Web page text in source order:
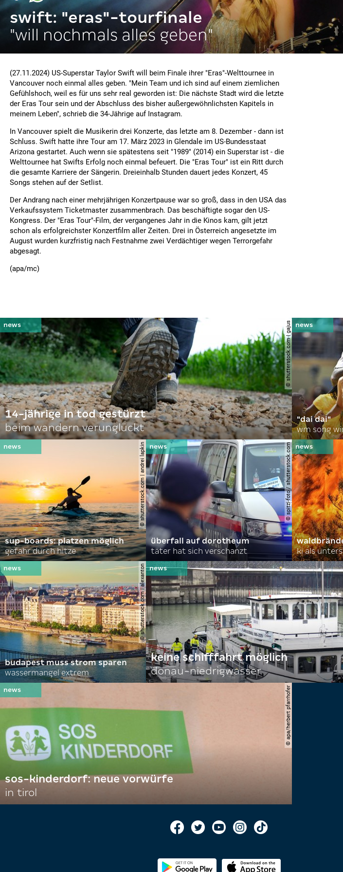
swift: "eras"-tourfinale
"will nochmals alles geben"
(27.11.2024) US-Superstar Taylor Swift will beim Finale ihrer "Eras"-Welttournee in
Vancouver noch einmal alles geben. "Mein Team und ich sind auf einem ziemlichen
Gefühlshoch, weil es für uns sehr real geworden ist: Die nächste Stadt wird die letzte
der Eras Tour sein und der Abschluss des bisher außergewöhnlichsten Kapitels in
meinem Leben", schrieb die 34-Jährige auf Instagram.
In Vancouver spielt die Musikerin drei Konzerte, das letzte am 8. Dezember - dann ist
Schluss. Swift hatte ihre Tour am 17. März 2023 in Glendale im US-Bundesstaat
Arizona gestartet. Auch wenn sie spätestens seit "1989" (2014) ein Superstar ist - die
Welttournee hat Swifts Erfolg noch einmal befeuert. Die "Eras Tour" ist ein Ritt durch
die gesamte Karriere der Sängerin. Dreieinhalb Stunden dauert jedes Konzert, 45
Songs stehen auf der Setlist.
Der Andrang nach einer mehrjährigen Konzertpause war so groß, dass in den USA das
Verkaufssystem Ticketmaster zusammenbrach. Das beschäftigte sogar den US-
Kongress. Der "Eras Tour"-Film, der vergangenes Jahr in die Kinos kam, gilt jetzt
schon als erfolgreichster Konzertfilm aller Zeiten. Drei in Österreich angesetzte im
August wurden kurzfristig nach Festnahme zwei Verdächtiger wegen Terrorgefahr
abgesagt.
(apa/mc)
© shutterstock.com | gajus
14-jährige in tod gestürzt
beim wandern verunglückt
"dai dai"
wm song
© shutterstock.com | andrei lapkin
sup-boards: platzen möglich
gefahr durch hitze
© spitzi-foto / shutterstock.com
überfall auf dorotheum
täter hat sich verschanzt
ki als
© shutterstock.com | alexanton
budapest muss strom sparen
wassermangel extrem
keine schifffahrt möglich
donau-niedrigwasser
© apa/herbert pfarrhofer
sos-kinderdorf: neue vorwürfe
in tirol